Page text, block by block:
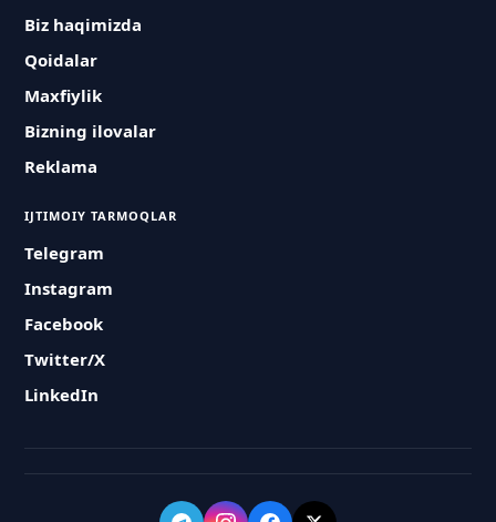
Biz haqimizda
Qoidalar
Maxfiylik
Bizning ilovalar
Reklama
IJTIMOIY TARMOQLAR
Telegram
Instagram
Facebook
Twitter/X
LinkedIn